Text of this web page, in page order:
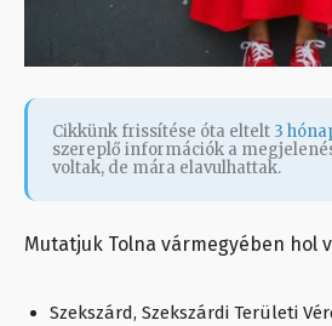
Cikkünk frissítése óta eltelt 3
szereplő információk a
voltak, de mára elavulhattak.
Mutatjuk Tolna vármegyében hol
Szekszárd, Szekszárdi Területi